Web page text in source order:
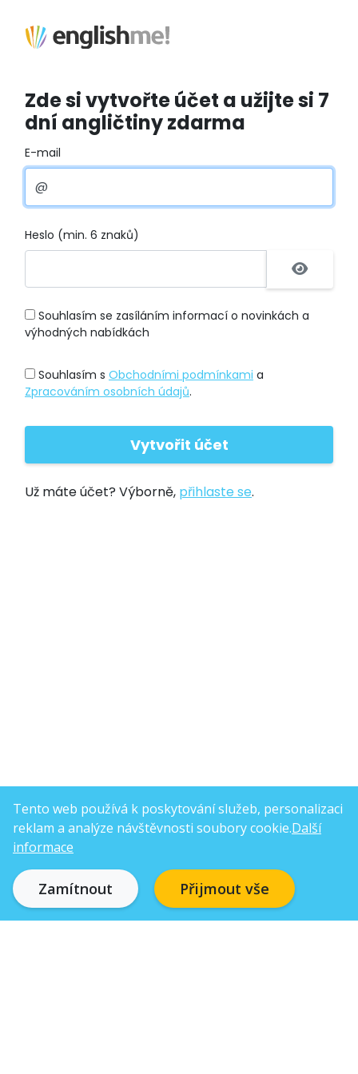
Zde si vytvořte účet a užijte si 7
dní angličtiny zdarma
E-mail
Heslo (min. 6 znaků)
Souhlasím se zasíláním informací o novinkách a
výhodných nabídkách
Souhlasím s Obchodními podmínkami a
Zpracováním osobních údajů.
Už máte účet? Výborně, přihlaste se.
Tento web používá k poskytování služeb, personalizaci
reklam a analýze návštěvnosti soubory cookie.Další
informace
Zamítnout Přijmout vše